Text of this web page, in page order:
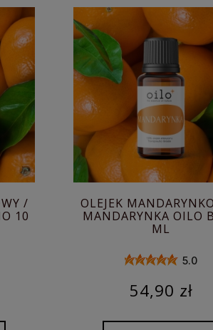
/
10
OLEJEK
MANDARYNKA OILO
ML
5.0
54,90 zł